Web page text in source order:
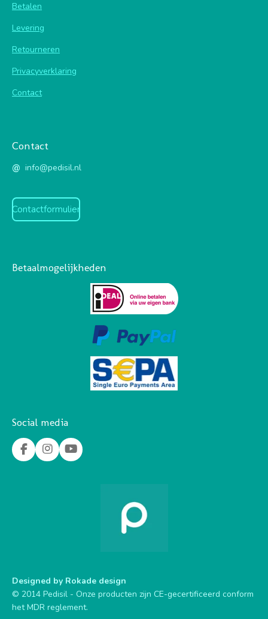
Betalen
Levering
Retourneren
Privacyverklaring
Contact
Contact
@ info@pedisil.nl
Contactformulier
Betaalmogelijkheden
Social media
F
a
I
n
Y
o
Designed by Rokade design
© 2014 Pedisil - Onze producten zijn CE-gecertificeerd conform
het MDR reglement.